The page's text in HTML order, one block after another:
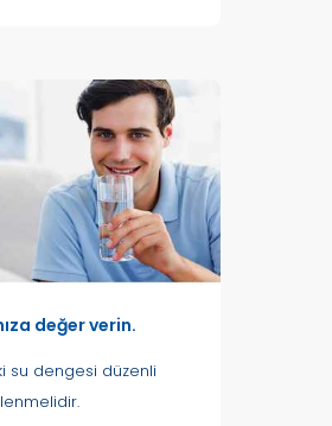
değer verin.
su dengesi düzenli